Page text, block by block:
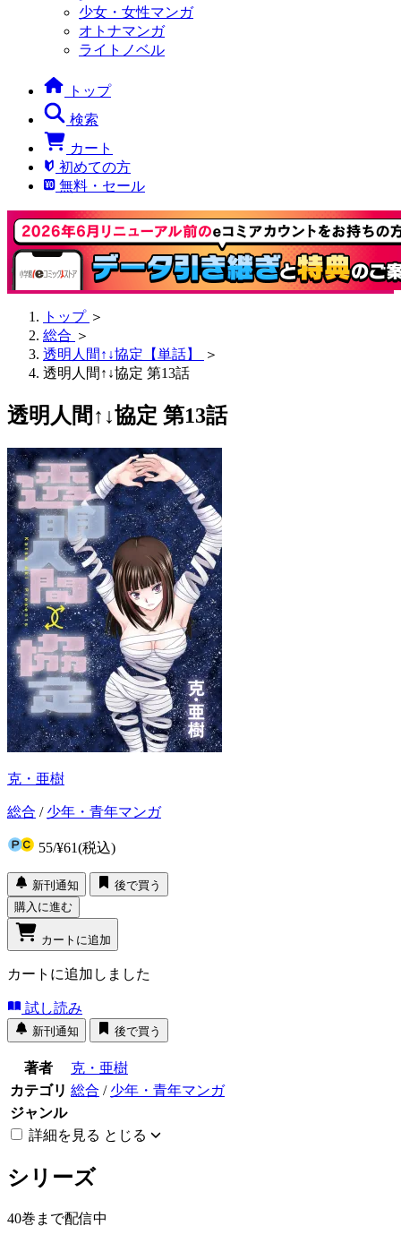
少女・女性マンガ
オトナマンガ
ライトノベル
トップ
検索
カート
初めての方
無料・セール
トップ ＞
総合 ＞
透明人間↑↓協定【単話】
＞
透明人間↑↓協定 第13話
透明人間↑↓協定 第13話
克・亜樹
総合 / 少年・青年マンガ
55/¥61(税込)
新刊通知
後で買う
購入に進む
カートに追加
カートに追加しました
試し読み
新刊通知 後で買う
著者
克・亜樹
カテゴリ 総合 / 少年・青年マンガ
ジャンル
詳細を見る とじる
シリーズ
40巻まで配信中